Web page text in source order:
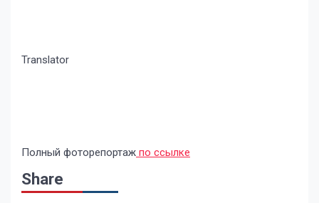
Translator
Полный фоторепортаж по ссылке
Share